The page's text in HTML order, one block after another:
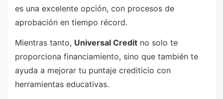
es una excelente opción, con procesos de
aprobación en tiempo récord.
Mientras tanto, Universal Credit no solo te
proporciona financiamiento, sino que también te
ayuda a mejorar tu puntaje crediticio con
herramientas educativas.